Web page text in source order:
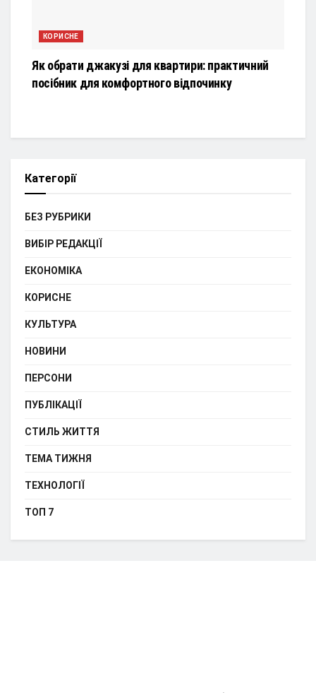
КОРИСНЕ
Як обрати джакузі для квартири: практичний
посібник для комфортного відпочинку
Категорії
БЕЗ РУБРИКИ
ВИБІР РЕДАКЦІЇ
ЕКОНОМІКА
КОРИСНЕ
КУЛЬТУРА
НОВИНИ
ПЕРСОНИ
ПУБЛІКАЦІЇ
СТИЛЬ ЖИТТЯ
ТЕМА ТИЖНЯ
ТЕХНОЛОГІЇ
ТОП 7